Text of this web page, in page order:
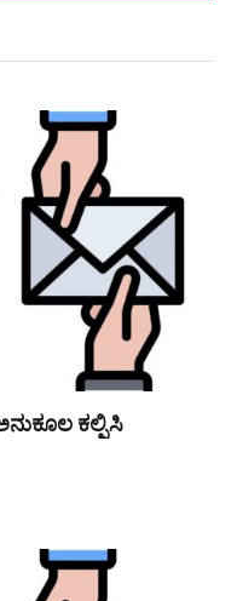
ಕಲ್ಪಿಸಿ